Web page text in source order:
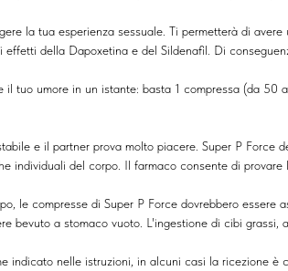
la tua esperienza sessuale. Ti permetterà di
della Dapoxetina e del Sildenafil. Di
il tuo umore in un istante: basta 1 compressa (da
e il partner prova molto piacere. Super P
individuali del corpo. Il farmaco consente di
le compresse di Super P Force dovrebbero
bevuto a stomaco vuoto. L'ingestione di cibi
indicato nelle istruzioni, in alcuni casi la ricezione